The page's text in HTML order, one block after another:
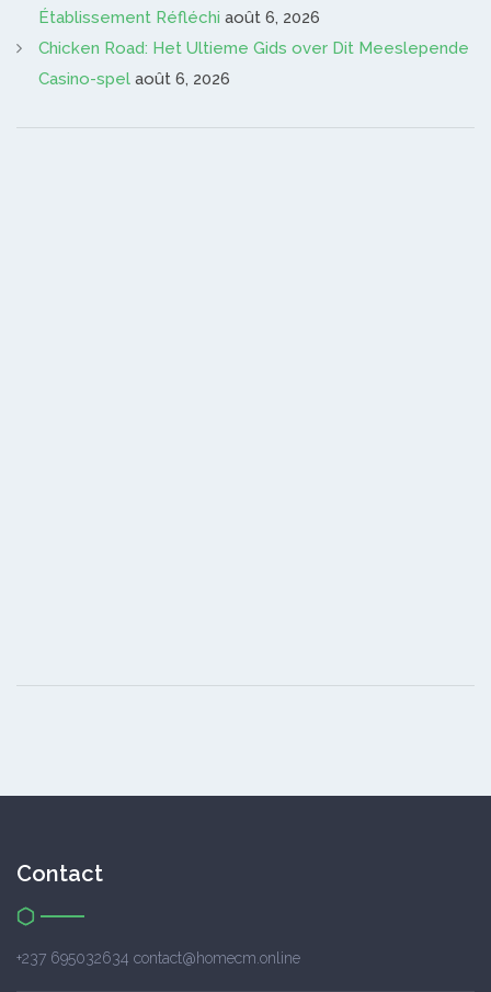
Établissement Réfléchi août 6, 2026
Chicken Road: Het Ultieme Gids over Dit Meeslepende
Casino-spel août 6, 2026
Contact
+237 695032634 contact@homecm.online